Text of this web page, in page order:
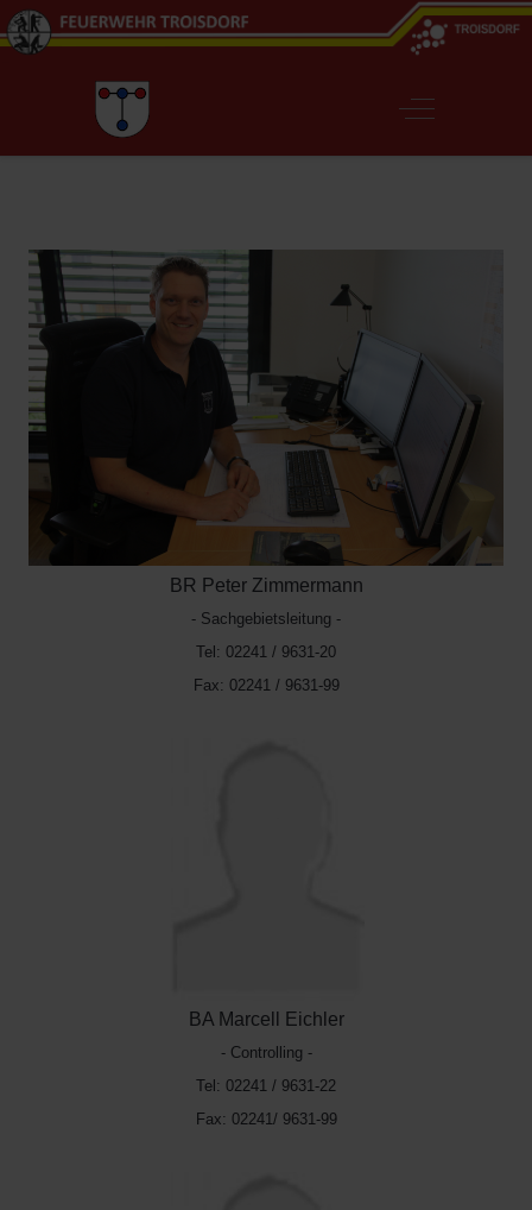
Off-Canvas
BR Peter Zimmermann
- Sachgebietsleitung -
Tel: 02241 / 9631-20
Fax: 02241 / 9631-99
BA Marcell Eichler
- Controlling -
Tel: 02241 / 9631-22
Fax: 02241/ 9631-99